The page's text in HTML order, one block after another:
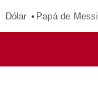
Dólar Papá de Messi